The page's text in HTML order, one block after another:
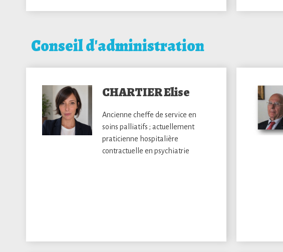
Conseil d'administration
CHARTIER Elise
Ancienne cheffe de service en
soins palliatifs ; actuellement
praticienne hospitalière
contractuelle en psychiatrie